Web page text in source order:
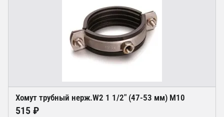
Хомут трубный нерж.W2 1 1/2" (47-53 мм) М10
515 ₽